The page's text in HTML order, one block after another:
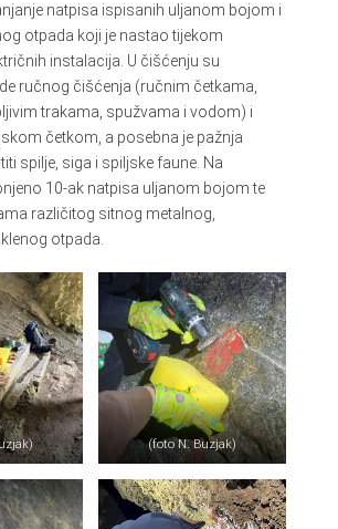
natpisa ispisanih uljanom bojom i
otpada koji je nastao tijekom
instalacija. U čišćenju su
ručnog čišćenja (ručnim četkama,
trakama, spužvama i vodom) i
četkom, a posebna je pažnja
spilje, siga i spiljske faune. Na
10-ak natpisa uljanom bojom te
različitog sitnog metalnog,
otpada.
(foto N. Buzjak)